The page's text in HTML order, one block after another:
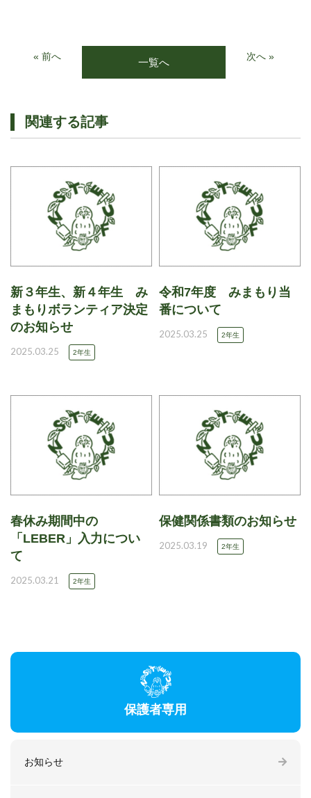
« 前へ 一覧へ 次へ »
関連する記事
新３年生、新４年生 み
まもりボランティア決定
のお知らせ
2025.03.25 2年生
令和7年度 みまもり当
番について
2025.03.25 2年生
春休み期間中の
「LEBER」入力につい
て
2025.03.21 2年生
保健関係書類のお知らせ
2025.03.19 2年生
保護者専用
お知らせ